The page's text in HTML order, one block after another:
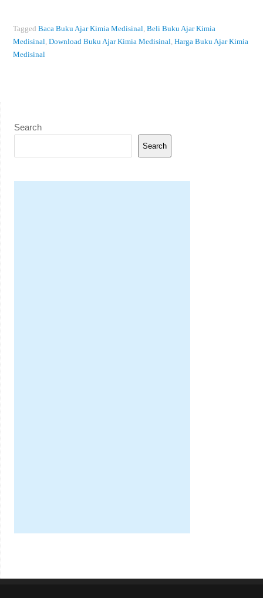
Tagged Baca Buku Ajar Kimia Medisinal, Beli Buku Ajar Kimia
Medisinal, Download Buku Ajar Kimia Medisinal, Harga Buku Ajar Kimia
Medisinal
Search
Search